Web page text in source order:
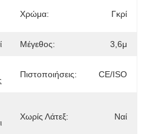
Χρώμα: Γκρί
Μέγεθος: 3,6μ
Πιστοποιήσεις: CE/ISO
Χωρίς Λάτεξ: Ναί